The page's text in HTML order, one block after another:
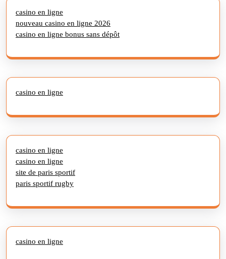
casino en ligne
nouveau casino en ligne 2026
casino en ligne bonus sans dépôt
casino en ligne
casino en ligne
casino en ligne
site de paris sportif
paris sportif rugby
casino en ligne